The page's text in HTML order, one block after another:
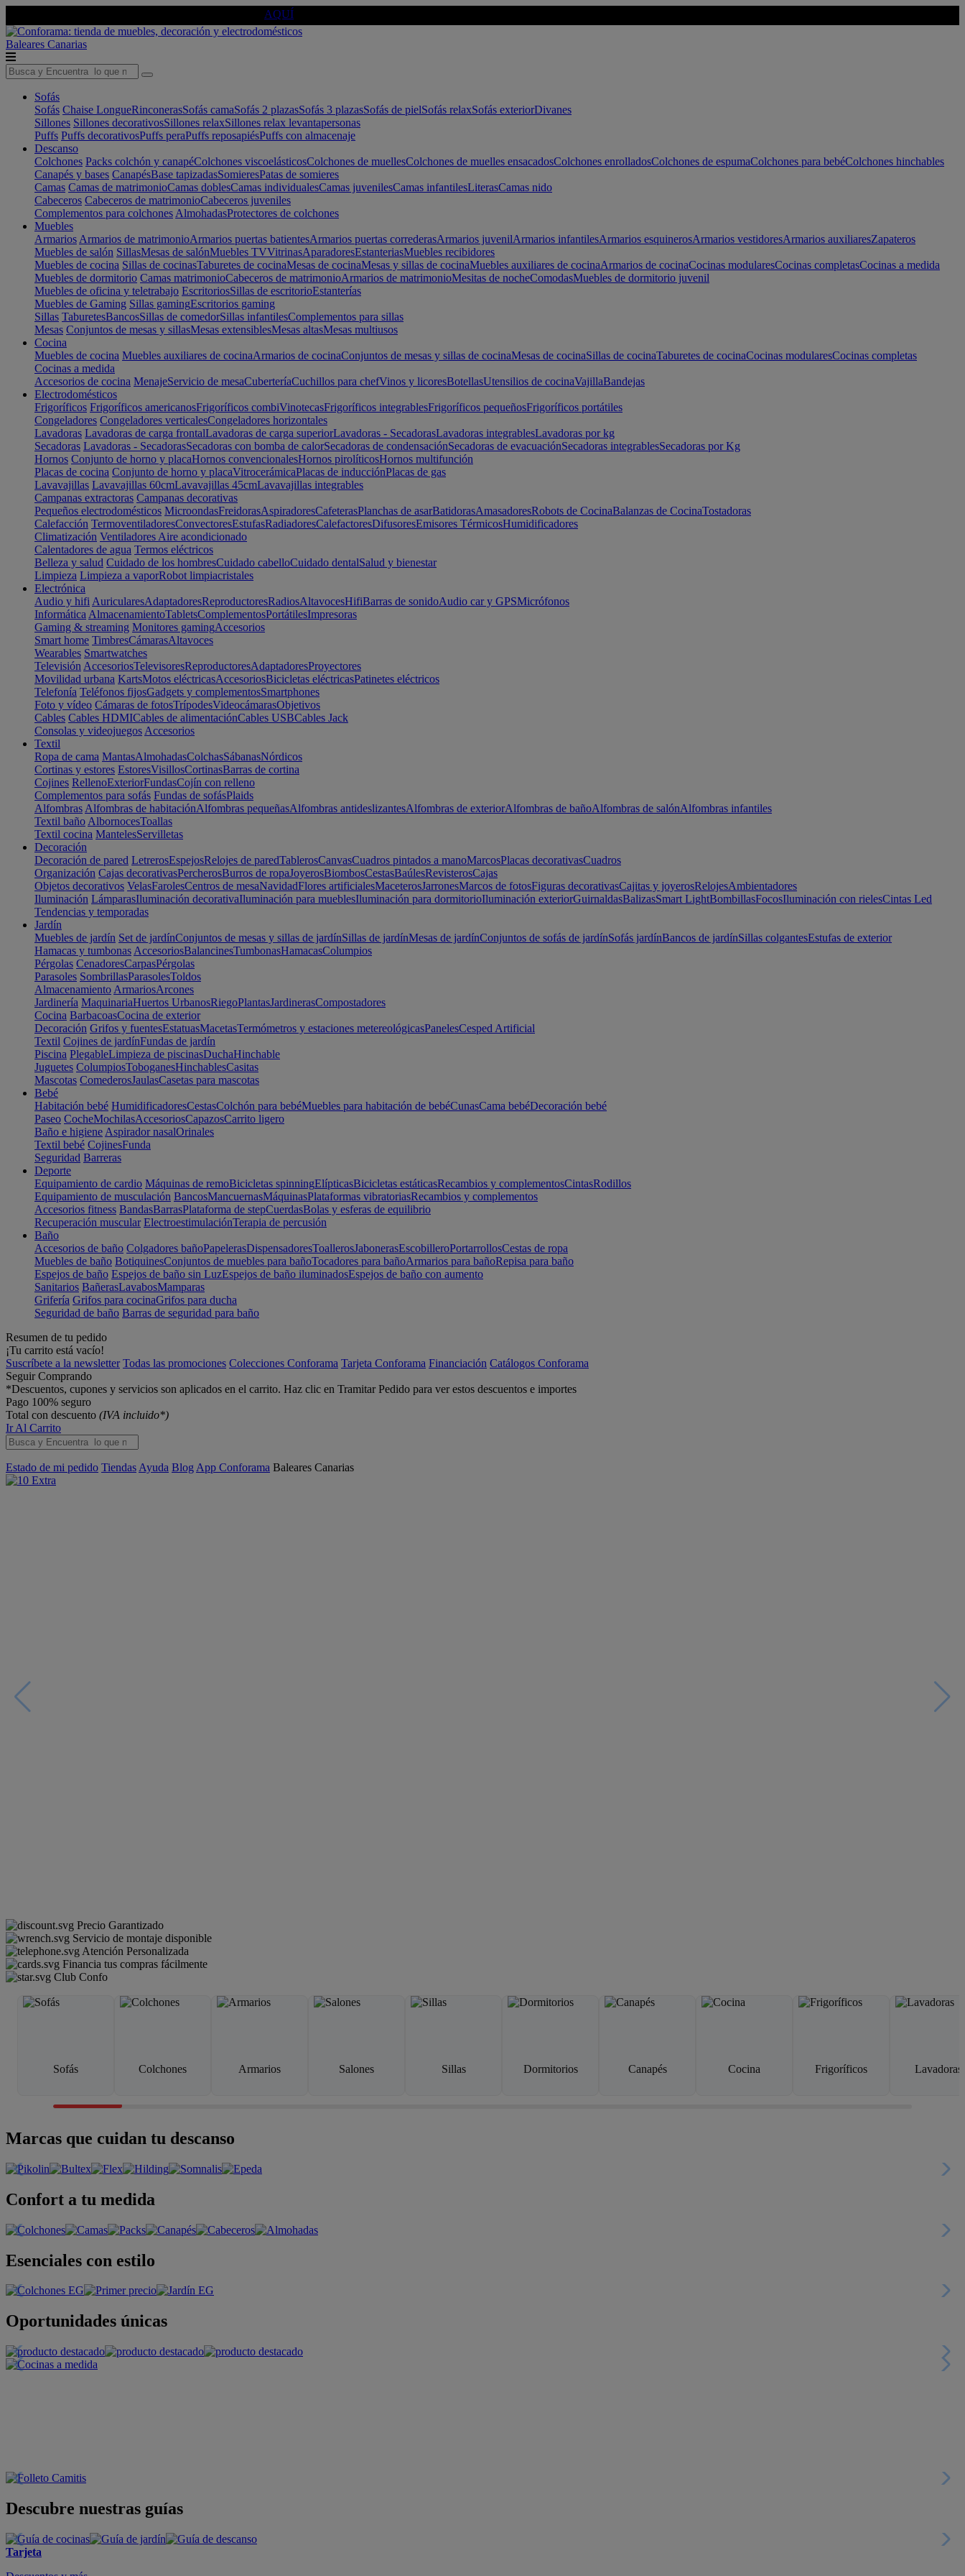
AQUÍ
Baleares Canarias
Sofás
Sofás Chaise LongueRinconerasSofás camaSofás 2 plazasSofás 3 plazasSofás de pielSofás relaxSofás exteriorDivanes
Sillones Sillones decorativosSillones relaxSillones relax levantapersonas
Puffs Puffs decorativosPuffs peraPuffs reposapiésPuffs con almacenaje
Descanso
Colchones Packs colchón y canapéColchones viscoelásticosColchones de muellesColchones de muelles ensacadosColchones enrolladosColchones de espumaColchones para bebéColchones hinchables
Canapés y bases CanapésBase tapizadasSomieresPatas de somieres
Camas Camas de matrimonioCamas doblesCamas individualesCamas juvenilesCamas infantilesLiterasCamas nido
Cabeceros Cabeceros de matrimonioCabeceros juveniles
Complementos para colchones AlmohadasProtectores de colchones
Muebles
Armarios Armarios de matrimonioArmarios puertas batientesArmarios puertas correderasArmarios juvenilArmarios infantilesArmarios esquinerosArmarios vestidoresArmarios auxiliaresZapateros
Muebles de salón SillasMesas de salónMuebles TVVitrinasAparadoresEstanteriasMuebles recibidores
Muebles de cocina Sillas de cocinasTaburetes de cocinaMesas de cocinaMesas y sillas de cocinaMuebles auxiliares de cocinaArmarios de cocinaCocinas modularesCocinas completasCocinas a medida
Muebles de dormitorio Camas matrimonioCabeceros de matrimonioArmarios de matrimonioMesitas de nocheComodasMuebles de dormitorio juvenil
Muebles de oficina y teletrabajo EscritoriosSillas de escritorioEstanterías
Muebles de Gaming Sillas gamingEscritorios gaming
Sillas TaburetesBancosSillas de comedorSillas infantilesComplementos para sillas
Mesas Conjuntos de mesas y sillasMesas extensiblesMesas altasMesas multiusos
Cocina
Muebles de cocina Muebles auxiliares de cocinaArmarios de cocinaConjuntos de mesas y sillas de cocinaMesas de cocinaSillas de cocinaTaburetes de cocinaCocinas modularesCocinas completas
Cocinas a medida
Accesorios de cocina MenajeServicio de mesaCuberteríaCuchillos para chefVinos y licoresBotellasUtensilios de cocinaVajillaBandejas
Electrodomésticos
Frigoríficos Frigoríficos americanosFrigoríficos combiVinotecasFrigoríficos integrablesFrigoríficos pequeñosFrigoríficos portátiles
Congeladores Congeladores verticalesCongeladores horizontales
Lavadoras Lavadoras de carga frontalLavadoras de carga superiorLavadoras - SecadorasLavadoras integrablesLavadoras por kg
Secadoras Lavadoras - SecadorasSecadoras con bomba de calorSecadoras de condensaciónSecadoras de evacuaciónSecadoras integrablesSecadoras por Kg
Hornos Conjunto de horno y placaHornos convencionalesHornos pirolíticosHornos multifunción
Placas de cocina Conjunto de horno y placaVitrocerámicaPlacas de inducciónPlacas de gas
Lavavajillas Lavavajillas 60cmLavavajillas 45cmLavavajillas integrables
Campanas extractoras Campanas decorativas
Pequeños electrodomésticos MicroondasFreidorasAspiradoresCafeterasPlanchas de asarBatidorasAmasadoresRobots de CocinaBalanzas de CocinaTostadoras
Calefacción TermoventiladoresConvectoresEstufasRadiadoresCalefactoresDifusoresEmisores TérmicosHumidificadores
Climatización Ventiladores Aire acondicionado
Calentadores de agua Termos eléctricos
Belleza y salud Cuidado de los hombresCuidado cabelloCuidado dentalSalud y bienestar
Limpieza Limpieza a vaporRobot limpiacristales
Electrónica
Audio y hifi AuricularesAdaptadoresReproductoresRadiosAltavocesHifiBarras de sonidoAudio car y GPSMicrófonos
Informática AlmacenamientoTabletsComplementosPortátilesImpresoras
Gaming & streaming Monitores gamingAccesorios
Smart home TimbresCámarasAltavoces
Wearables Smartwatches
Televisión AccesoriosTelevisoresReproductoresAdaptadoresProyectores
Movilidad urbana KartsMotos eléctricasAccesoriosBicicletas eléctricasPatinetes eléctricos
Telefonía Teléfonos fijosGadgets y complementosSmartphones
Foto y vídeo Cámaras de fotosTrípodesVideocámarasObjetivos
Cables Cables HDMICables de alimentaciónCables USBCables Jack
Consolas y videojuegos Accesorios
Textil
Ropa de cama MantasAlmohadasColchasSábanasNórdicos
Cortinas y estores EstoresVisillosCortinasBarras de cortina
Cojines RellenoExteriorFundasCojín con relleno
Complementos para sofás Fundas de sofásPlaids
Alfombras Alfombras de habitaciónAlfombras pequeñasAlfombras antideslizantesAlfombras de exteriorAlfombras de bañoAlfombras de salónAlfombras infantiles
Textil baño AlbornocesToallas
Textil cocina MantelesServilletas
Decoración
Decoración de pared LetrerosEspejosRelojes de paredTablerosCanvasCuadros pintados a manoMarcosPlacas decorativasCuadros
Organización Cajas decorativasPercherosBurros de ropaJoyerosBiombosCestasBaúlesRevisterosCajas
Objetos decorativos VelasFarolesCentros de mesaNavidadFlores artificialesMaceterosJarronesMarcos de fotosFiguras decorativasCajitas y joyerosRelojesAmbientadores
Iluminación LámparasIluminación decorativaIluminación para mueblesIluminación para dormitorioIluminación exteriorGuirnaldasBalizasSmart LightBombillasFocosIluminación con rielesCintas Led
Tendencias y temporadas
Jardín
Muebles de jardín Set de jardínConjuntos de mesas y sillas de jardínSillas de jardínMesas de jardínConjuntos de sofás de jardínSofás jardínBancos de jardínSillas colgantesEstufas de exterior
Hamacas y tumbonas AccesoriosBalancinesTumbonasHamacasColumpios
Pérgolas CenadoresCarpasPérgolas
Parasoles SombrillasParasolesToldos
Almacenamiento ArmariosArcones
Jardinería MaquinariaHuertos UrbanosRiegoPlantasJardinerasCompostadores
Cocina BarbacoasCocina de exterior
Decoración Grifos y fuentesEstatuasMacetasTermómetros y estaciones metereológicasPanelesCesped Artificial
Textil Cojines de jardínFundas de jardín
Piscina PlegableLimpieza de piscinasDuchaHinchable
Juguetes ColumpiosToboganesHinchablesCasitas
Mascotas ComederosJaulasCasetas para mascotas
Bebé
Habitación bebé HumidificadoresCestasColchón para bebéMuebles para habitación de bebéCunasCama bebéDecoración bebé
Paseo CocheMochilasAccesoriosCapazosCarrito ligero
Baño e higiene Aspirador nasalOrinales
Textil bebé CojinesFunda
Seguridad Barreras
Deporte
Equipamiento de cardio Máquinas de remoBicicletas spinningElípticasBicicletas estáticasRecambios y complementosCintasRodillos
Equipamiento de musculación BancosMancuernasMáquinasPlataformas vibratoriasRecambios y complementos
Accesorios fitness BandasBarrasPlataforma de stepCuerdasBolas y esferas de equilibrio
Recuperación muscular ElectroestimulaciónTerapia de percusión
Baño
Accesorios de baño Colgadores bañoPapelerasDispensadoresToallerosJabonerasEscobilleroPortarrollosCestas de ropa
Muebles de baño BotiquinesConjuntos de muebles para bañoTocadores para bañoArmarios para bañoRepisa para baño
Espejos de baño Espejos de baño sin LuzEspejos de baño iluminadosEspejos de baño con aumento
Sanitarios BañerasLavabosMamparas
Grifería Grifos para cocinaGrifos para ducha
Seguridad de baño Barras de seguridad para baño
Resumen de tu pedido
¡Tu carrito está vacío!
Suscríbete a la newsletter Todas las promociones Colecciones Conforama Tarjeta Conforama Financiación Catálogos Conforama
Seguir Comprando
*Descuentos, cupones y servicios son aplicados en el carrito. Haz clic en Tramitar Pedido para ver estos descuentos e importes
Pago 100% seguro
Total con descuento (IVA incluido*)
Ir Al Carrito
Estado de mi pedido Tiendas Ayuda Blog App Conforama Baleares Canarias
Precio Garantizado
Servicio de montaje disponible
Atención Personalizada
Financia tus compras fácilmente
Club Confo
Sofás Colchones Armarios Salones Sillas Dormitorios Canapés Cocina Frigoríficos Lavadoras
Marcas que cuidan tu descanso
Confort a tu medida
Esenciales con estilo
Oportunidades únicas
Descubre nuestras guías
Tarjeta